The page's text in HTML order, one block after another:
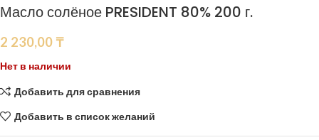
Масло солёное PRESIDENT 80% 200 г.
2 230,00 ₸
Нет в наличии
Добавить для сравнения
Добавить в список желаний